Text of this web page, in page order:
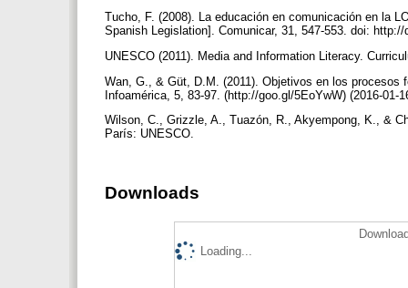
Tucho, F. (2008). La educación en comunicación en la
Spanish Legislation]. Comunicar, 31, 547-553. doi:
UNESCO (2011). Media and Information Literacy.
Wan, G., & Güt, D.M. (2011). Objetivos en los
Infoamérica, 5, 83-97. (http://goo.gl/5EoYwW) (2016-01-
Wilson, C., Grizzle, A., Tuazón, R., Akyempong, K., &
París: UNESCO.
Downloads
Loading...